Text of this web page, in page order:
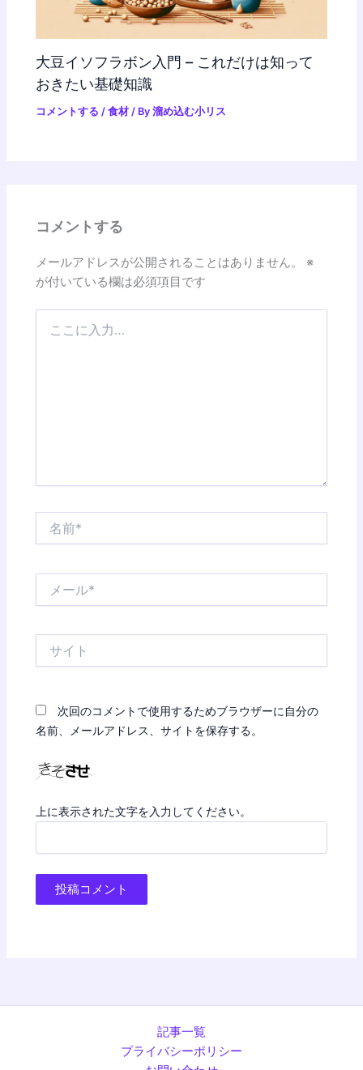
大豆イソフラボン入門 – これだけは知って
おきたい基礎知識
コメントする /食材 / By溜め込む小リス
コメントする
メールアドレスが公開されることはありません。
※
が付いている欄は必須項目です
次回のコメントで使用するためブラウザーに自分の
名前、メールアドレス、サイトを保存する。
上に表示された文字を入力してください。
記事一覧
プライバシーポリシー